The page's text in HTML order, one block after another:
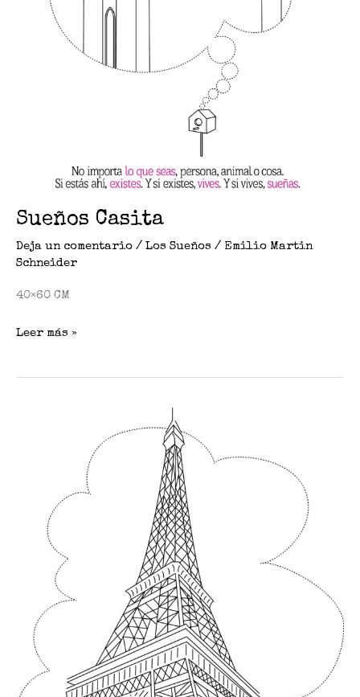
Sueños Casita
Deja un comentario / Los Sueños / Emilio Martin
Schneider
40×60 CM
Leer más »